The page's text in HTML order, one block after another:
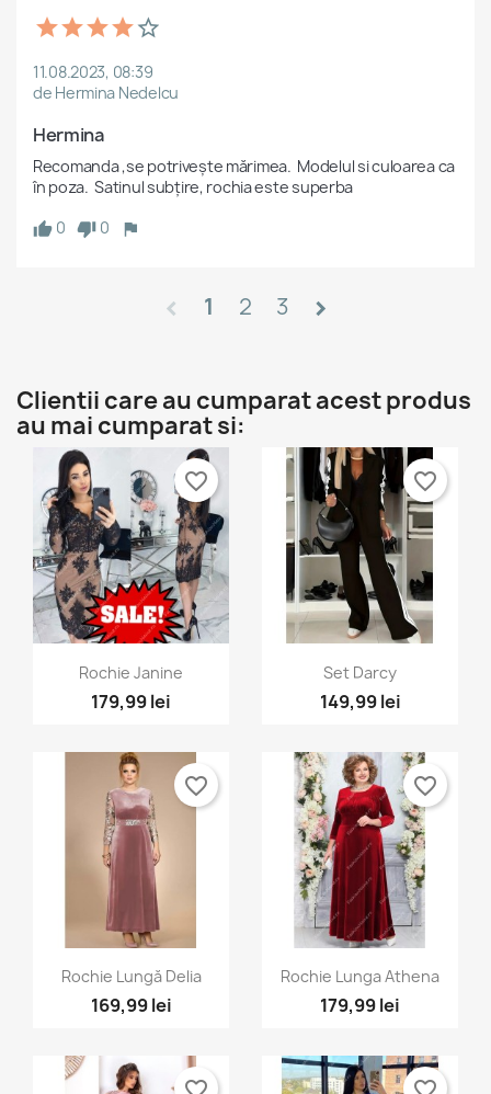
11.08.2023, 08:39
de Hermina Nedelcu
Hermina
Recomanda ,se potrivește mărimea.  Modelul si culoarea ca
în poza.  Satinul subțire, rochia este superba
0
0
1 2 3
Clientii care au cumparat acest produs
au mai cumparat si:
Vizualizare rapida
Rochie Janine
179,99 lei
favorite_border
Vizualizare rapida
Set Darcy
149,99 lei
favorite_border
Vizualizare rapida
Rochie Lungă Delia
169,99 lei
favorite_border
Vizualizare rapida
Rochie Lunga Athena
179,99 lei
favorite_border